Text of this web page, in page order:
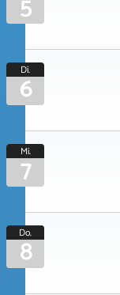
5
Di.
6
Mi.
7
Do.
8